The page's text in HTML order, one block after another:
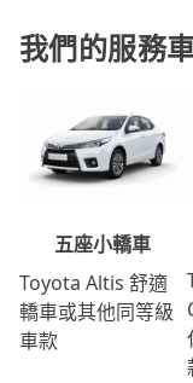
我們的服務
五座小轎車
Toyota Altis 舒適
轎車或其他同等級
車款